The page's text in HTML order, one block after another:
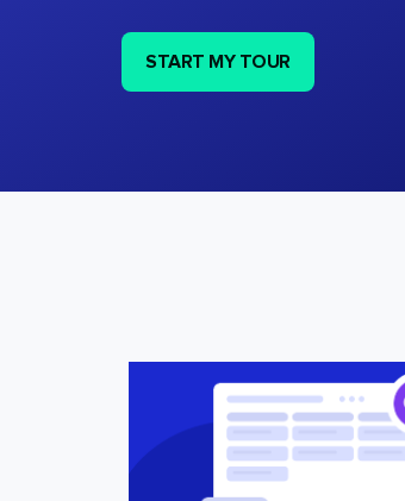
START MY TOUR